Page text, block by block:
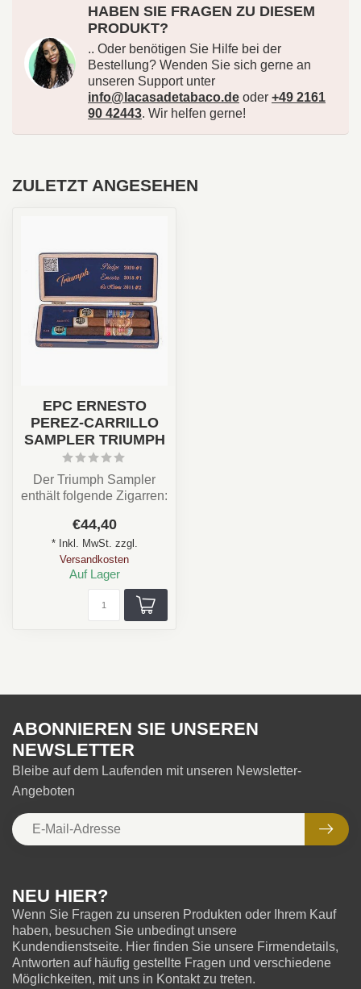
HABEN SIE FRAGEN ZU DIESEM
PRODUKT?
.. Oder benötigen Sie Hilfe bei der
Bestellung? Wenden Sie sich gerne an
unseren Support unter
info@lacasadetabaco.de oder +49 2161
90 42443. Wir helfen gerne!
ZULETZT ANGESEHEN
EPC ERNESTO
PEREZ-CARRILLO
SAMPLER TRIUMPH
Der Triumph Sampler
enthält folgende Zigarren:
1x EPC...
€44,40
* Inkl. MwSt. zzgl.
Versandkosten
Auf Lager
NEU HIER?
Wenn Sie Fragen zu unseren Produkten oder Ihrem Kauf
haben, besuchen Sie unbedingt unsere
Kundendienstseite. Hier finden Sie unsere Firmendetails,
Antworten auf häufig gestellte Fragen und verschiedene
Möglichkeiten, mit uns in Kontakt zu treten.
ABONNIEREN SIE UNSEREN
NEWSLETTER
Bleibe auf dem Laufenden mit unseren Newsletter-
Angeboten